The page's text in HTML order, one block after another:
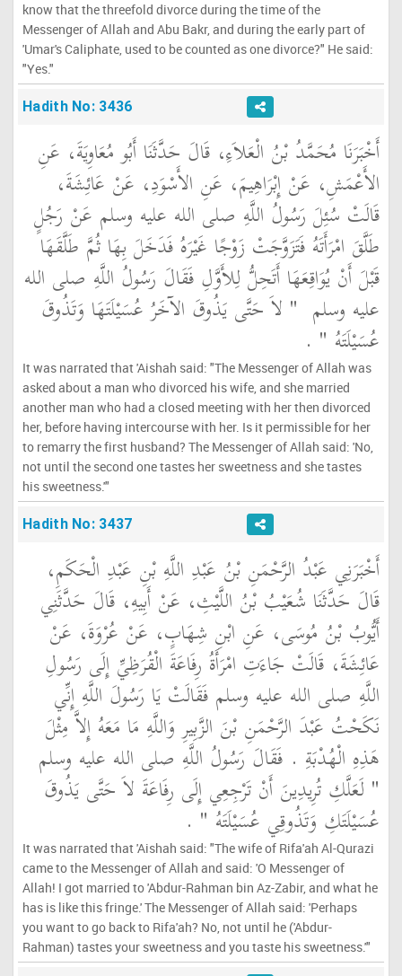
know that the threefold divorce during the time of the
Messenger of Allah and Abu Bakr, and during the early part of
'Umar's Caliphate, used to be counted as one divorce?" He said:
"Yes."
Hadith No: 3436
أَخْبَرَنَا مُحَمَّدُ بْنُ الْعَلاَءِ، قَالَ حَدَّثَنَا أَبُو مُعَاوِيَةَ، عَنِ
الأَعْمَشِ، عَنْ إِبْرَاهِيمَ، عَنِ الأَسْوَدِ، عَنْ عَائِشَةَ،
قَالَتْ سُئِلَ رَسُولُ اللَّهِ صلى الله عليه وسلم عَنْ رَجُلٍ
طَلَّقَ امْرَأَتَهُ فَتَزَوَّجَتْ زَوْجًا غَيْرَهُ فَدَخَلَ بِهَا ثُمَّ طَلَّقَهَا
قَبْلَ أَنْ يُوَاقِعَهَا أَتَحِلُّ لِلأَوَّلِ فَقَالَ رَسُولُ اللَّهِ صلى الله
عليه وسلم ‏ "‏ لاَ حَتَّى يَذُوقَ الآخَرُ عُسَيْلَتَهَا وَتَذُوقَ
عُسَيْلَتَهُ ‏" ‏ ‏.‏
It was narrated that 'Aishah said: "The Messenger of Allah was
asked about a man who divorced his wife, and she married
another man who had a closed meeting with her then divorced
her, before having intercourse with her. Is it permissible for her
to remarry the first husband? The Messenger of Allah said: 'No,
not until the second one tastes her sweetness and she tastes
his sweetness.'"
Hadith No: 3437
أَخْبَرَنِي عَبْدُ الرَّحْمَنِ بْنُ عَبْدِ اللَّهِ بْنِ عَبْدِ الْحَكَمِ،
قَالَ حَدَّثَنَا شُعَيْبُ بْنُ اللَّيْثِ، عَنْ أَبِيهِ، قَالَ حَدَّثَنِي
أَيُّوبُ بْنُ مُوسَى، عَنِ ابْنِ شِهَابٍ، عَنْ عُرْوَةَ، عَنْ
عَائِشَةَ، قَالَتْ جَاءَتِ امْرَأَةُ رِفَاعَةَ الْقُرَظِيِّ إِلَى رَسُولِ
اللَّهِ صلى الله عليه وسلم فَقَالَتْ يَا رَسُولَ اللَّهِ إِنِّي
نَكَحْتُ عَبْدَ الرَّحْمَنِ بْنَ الزَّبِيرِ وَاللَّهِ مَا مَعَهُ إِلاَّ مِثْلَ
هَذِهِ الْهُدْبَةِ ‏.‏ فَقَالَ رَسُولُ اللَّهِ صلى الله عليه وسلم ‏
"‏ لَعَلَّكِ تُرِيدِينَ أَنْ تَرْجِعِي إِلَى رِفَاعَةَ لاَ حَتَّى يَذُوقَ
عُسَيْلَتَكِ وَتَذُوقِي عُسَيْلَتَهُ ‏" ‏ ‏.‏
It was narrated that 'Aishah said: "The wife of Rifa'ah Al-Qurazi
came to the Messenger of Allah and said: 'O Messenger of
Allah! I got married to 'Abdur-Rahman bin Az-Zabir, and what he
has is like this fringe.' The Messenger of Allah said: 'Perhaps
you want to go back to Rifa'ah? No, not until he ('Abdur-
Rahman) tastes your sweetness and you taste his sweetness.'"